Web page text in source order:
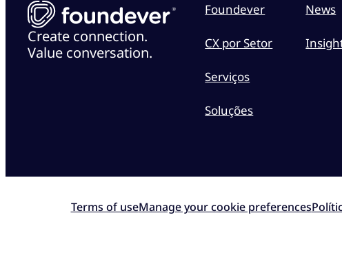
Create connection.
Value conversation.
Foundever
CX por Setor
Serviços
Soluções
News
Terms of useManage your cookie preferences